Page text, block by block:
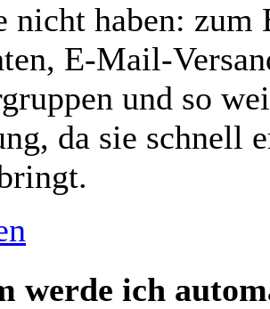
nicht haben:
E-Mail-
und so
da sie schnell
werde ich